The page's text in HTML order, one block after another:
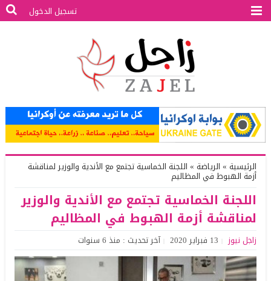
تسجيل الدخول
الرئيسية » الرياضة »اللجنة الخماسية تجتمع مع الأندية والوزير لمناقشة
أزمة الهبوط في المظاليم
اللجنة الخماسية تجتمع مع الأندية والوزير
لمناقشة أزمة الهبوط في المظاليم
زاجل نيوز 13 فبراير 2020 آخر تحديث : منذ 6 سنوات